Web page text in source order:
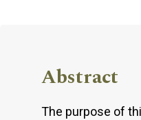
Abstract
The purpose of